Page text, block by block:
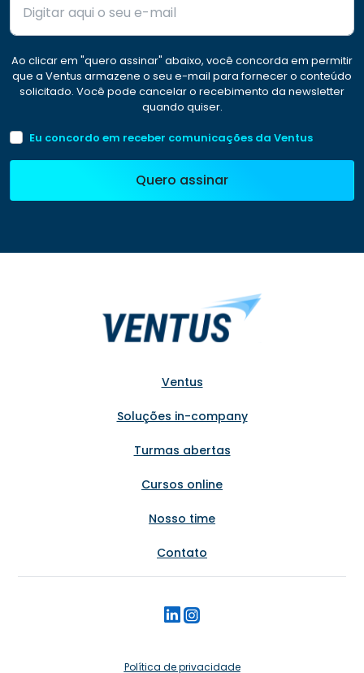
Ao clicar em "quero assinar" abaixo, você concorda em permitir
que a Ventus armazene o seu e-mail para fornecer o conteúdo
solicitado. Você pode cancelar o recebimento da newsletter
quando quiser.
Eu concordo em receber comunicações da Ventus
Quero assinar
Ventus
Soluções in-company
Turmas abertas
Cursos online
Nosso time
Contato
Política de privacidade